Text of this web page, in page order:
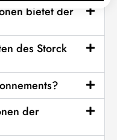
bietet der
des Storck
der